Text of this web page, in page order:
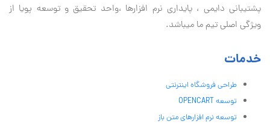
پشتیبانی دايمی ، پایداری نرم افزارها ،واحد تحقیق و توسعه پویا از
ویژگی اصلی تیم ما میباشد.
خدمات
طراحی فروشگاه اینترنتی
توسعه OPENCART
توسعه نرم افزارهای متن باز